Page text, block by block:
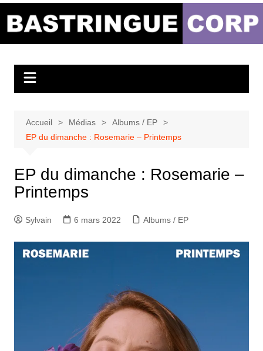
Bastringue Corp –
Musicales
Accueil Médias
Albums / EP
EP du dimanche : Rosemarie – Printemps
EP du dimanche : Rosemarie –
Printemps
Sylvain 6 mars 2022 Albums / EP